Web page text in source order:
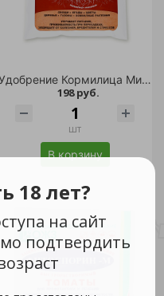
18 лет?
на сайт
подтвердить
Удобрение Кормилица Микориза для корней универсальная 1 л /18
198 руб.
шт
В корзину